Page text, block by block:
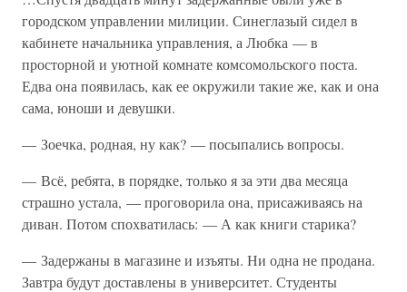
городском управлении милиции. Синеглазый сидел в
кабинете начальника управления, а Любка — в
просторной и уютной комнате комсомольского поста.
Едва она появилась, как ее окружили такие же, как и она
сама, юноши и девушки.
— Зоечка, родная, ну как? — посыпались вопросы.
— Всё, ребята, в порядке, только я за эти два месяца
страшно устала, — проговорила она, присаживаясь на
диван. Потом спохватилась: — А как книги старика?
— Задержаны в магазине и изъяты. Ни одна не продана.
Завтра будут доставлены в университет. Студенты